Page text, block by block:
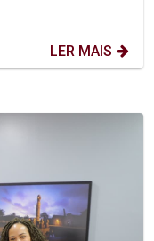
LER MAIS